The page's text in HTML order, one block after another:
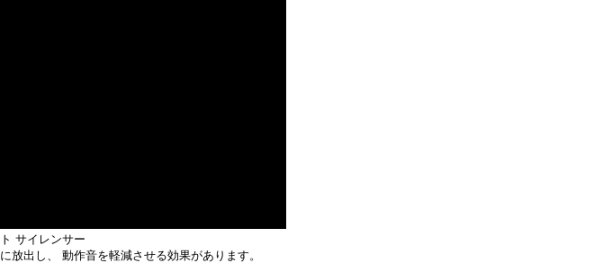
サイレンサー
放出し、 動作音を軽減させる効果があります。